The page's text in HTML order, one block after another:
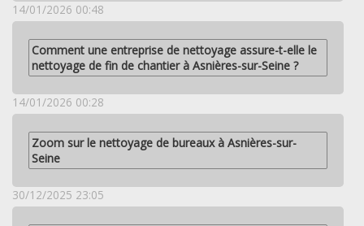
14/01/2026 00:48
Comment une entreprise de nettoyage assure-t-elle le
nettoyage de fin de chantier à Asnières-sur-Seine ?
14/01/2026 00:28
Zoom sur le nettoyage de bureaux à Asnières-sur-
Seine
30/12/2025 23:05